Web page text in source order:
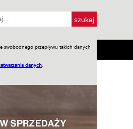
swobodnego przepływu takich danych
danych
Praca w WIW